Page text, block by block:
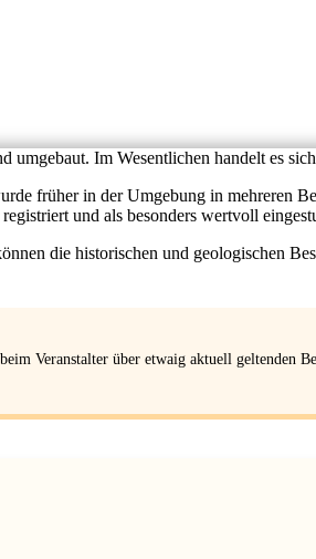
Im Wesentlichen handelt es
früher in der Umgebung in mehreren
und als besonders wertvoll
die historischen und geologischen
Veranstalter über etwaig aktuell geltenden